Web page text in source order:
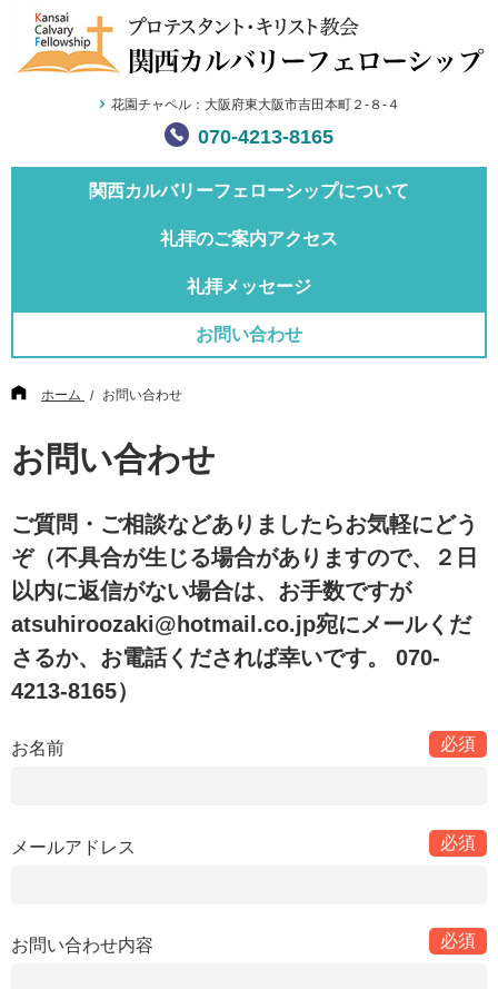
花園チャペル：大阪府東大阪市吉田本町２-８-４
070-4213-8165
関西カルバリーフェローシップについて
礼拝のご案内アクセス
礼拝メッセージ
お問い合わせ
ホーム お問い合わせ
お問い合わせ
ご質問・ご相談などありましたらお気軽にどう
ぞ（不具合が生じる場合がありますので、２日
以内に返信がない場合は、お手数ですが
atsuhiroozaki@hotmail.co.jp宛にメールくだ
さるか、お電話くだされば幸いです。 070-
4213-8165）
お名前
メールアドレス
お問い合わせ内容